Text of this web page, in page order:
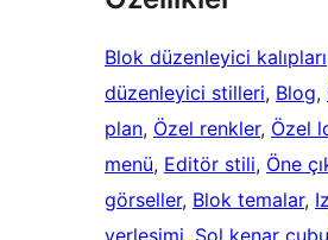
Blok düzenleyici kalıpları
düzenleyici stilleri, Blog,
plan, Özel renkler, Özel
menü, Editör stili, Öne
görseller, Blok temalar,
yerleşimi, Sol kenar